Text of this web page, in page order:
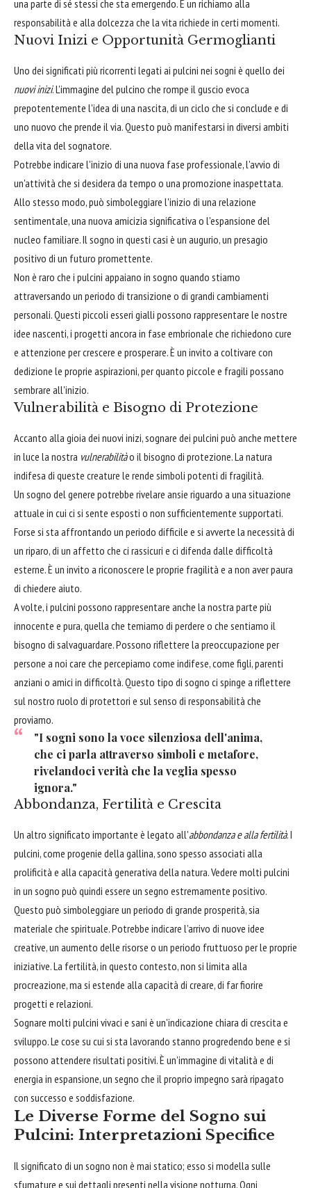
una parte di sé stessi che sta emergendo. È un richiamo alla
responsabilità e alla dolcezza che la vita richiede in certi momenti.
Nuovi Inizi e Opportunità Germoglianti
Uno dei significati più ricorrenti legati ai pulcini nei sogni è quello dei
nuovi inizi. L'immagine del pulcino che rompe il guscio evoca
prepotentemente l'idea di una nascita, di un ciclo che si conclude e di
uno nuovo che prende il via. Questo può manifestarsi in diversi ambiti
della vita del sognatore.
Potrebbe indicare l'inizio di una nuova fase professionale, l'avvio di
un'attività che si desidera da tempo o una promozione inaspettata.
Allo stesso modo, può simboleggiare l'inizio di una relazione
sentimentale, una nuova amicizia significativa o l'espansione del
nucleo familiare. Il sogno in questi casi è un augurio, un presagio
positivo di un futuro promettente.
Non è raro che i pulcini appaiano in sogno quando stiamo
attraversando un periodo di transizione o di grandi cambiamenti
personali. Questi piccoli esseri gialli possono rappresentare le nostre
idee nascenti, i progetti ancora in fase embrionale che richiedono cure
e attenzione per crescere e prosperare. È un invito a coltivare con
dedizione le proprie aspirazioni, per quanto piccole e fragili possano
sembrare all'inizio.
Vulnerabilità e Bisogno di Protezione
Accanto alla gioia dei nuovi inizi, sognare dei pulcini può anche mettere
in luce la nostra vulnerabilitào il bisogno di protezione. La natura
indifesa di queste creature le rende simboli potenti di fragilità.
Un sogno del genere potrebbe rivelare ansie riguardo a una situazione
attuale in cui ci si sente esposti o non sufficientemente supportati.
Forse si sta affrontando un periodo difficile e si avverte la necessità di
un riparo, di un affetto che ci rassicuri e ci difenda dalle difficoltà
esterne. È un invito a riconoscere le proprie fragilità e a non aver paura
di chiedere aiuto.
A volte, i pulcini possono rappresentare anche la nostra parte più
innocente e pura, quella che temiamo di perdere o che sentiamo il
bisogno di salvaguardare. Possono riflettere la preoccupazione per
persone a noi care che percepiamo come indifese, come figli, parenti
anziani o amici in difficoltà. Questo tipo di sogno ci spinge a riflettere
sul nostro ruolo di protettori e sul senso di responsabilità che
proviamo.
"I sogni sono la voce silenziosa dell'anima,
che ci parla attraverso simboli e metafore,
rivelandoci verità che la veglia spesso
ignora."
Abbondanza, Fertilità e Crescita
Un altro significato importante è legato all'abbondanza e alla fertilità. I
pulcini, come progenie della gallina, sono spesso associati alla
prolificità e alla capacità generativa della natura. Vedere molti pulcini
in un sogno può quindi essere un segno estremamente positivo.
Questo può simboleggiare un periodo di grande prosperità, sia
materiale che spirituale. Potrebbe indicare l'arrivo di nuove idee
creative, un aumento delle risorse o un periodo fruttuoso per le proprie
iniziative. La fertilità, in questo contesto, non si limita alla
procreazione, ma si estende alla capacità di creare, di far fiorire
progetti e relazioni.
Sognare molti pulcini vivaci e sani è un'indicazione chiara di crescita e
sviluppo. Le cose su cui si sta lavorando stanno progredendo bene e si
possono attendere risultati positivi. È un'immagine di vitalità e di
energia in espansione, un segno che il proprio impegno sarà ripagato
con successo e soddisfazione.
Le Diverse Forme del Sogno sui
Pulcini: Interpretazioni Specifice
Il significato di un sogno non è mai statico; esso si modella sulle
sfumature e sui dettagli presenti nella visione notturna. Ogni